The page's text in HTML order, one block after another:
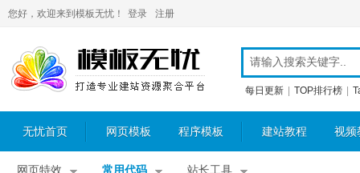
您好，欢迎来到模板无忧！ 登录 注册
每日更新 TOP排行榜
无忧首页 网页模板 程序模板 建站教程 视频
网页特效 常用代码 站长工具